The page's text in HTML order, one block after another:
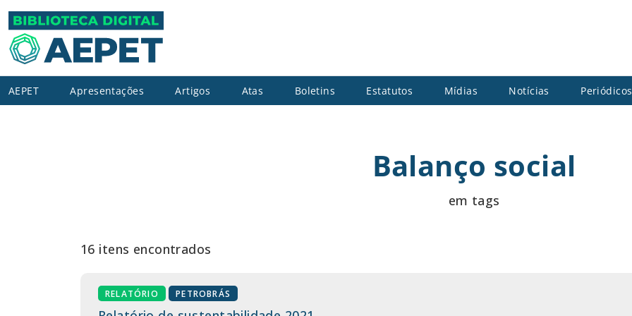
AEPET Apresentações Artigos Atas Boletins Estatutos Mídias Notícias Periódicos
Balanço social
em tags
16 itens encontrados
RELATÓRIO PETROBRÁS